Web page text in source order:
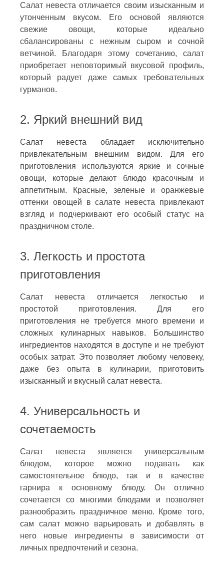
Салат невеста отличается своим изысканным и
утонченным вкусом. Его основой являются
свежие овощи, которые идеально
сбалансированы с нежным сыром и сочной
ветчиной. Благодаря этому сочетанию, салат
приобретает неповторимый вкусовой профиль,
который радует даже самых требовательных
гурманов.
2. Яркий внешний вид
Салат невеста обладает исключительно
привлекательным внешним видом. Для его
приготовления используются яркие и сочные
овощи, которые делают блюдо красочным и
аппетитным. Красные, зеленые и оранжевые
оттенки овощей в салате невеста привлекают
взгляд и подчеркивают его особый статус на
праздничном столе.
3. Легкость и простота
приготовления
Салат невеста отличается легкостью и
простотой приготовления. Для его
приготовления не требуется много времени и
сложных кулинарных навыков. Большинство
ингредиентов находятся в доступе и не требуют
особых затрат. Это позволяет любому человеку,
даже без опыта в кулинарии, приготовить
изысканный и вкусный салат невеста.
4. Универсальность и
сочетаемость
Салат невеста является универсальным
блюдом, которое можно подавать как
самостоятельное блюдо, так и в качестве
гарнира к основному блюду. Он отлично
сочетается со многими блюдами и позволяет
разнообразить праздничное меню. Кроме того,
сам салат можно варьировать и добавлять в
него новые ингредиенты в зависимости от
личных предпочтений и сезона.